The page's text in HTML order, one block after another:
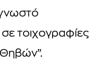
γνωστό
τοιχογραφίες